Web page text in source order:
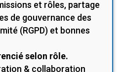
et rôles, partage
de gouvernance des
(RGPD) et bonnes
selon rôle.
& collaboration